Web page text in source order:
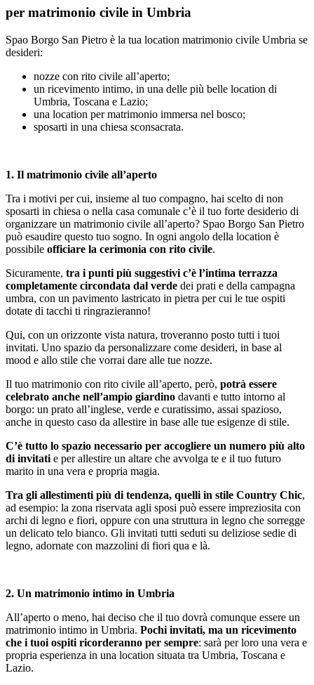
per matrimonio civile in Umbria
Spao Borgo San Pietro è la tua location matrimonio civile Umbria se
desideri:
nozze con rito civile all’aperto;
un ricevimento intimo, in una delle più belle location di
Umbria, Toscana e Lazio;
una location per matrimonio immersa nel bosco;
sposarti in una chiesa sconsacrata.
1. Il matrimonio civile all’aperto
Tra i motivi per cui, insieme al tuo compagno, hai scelto di non
sposarti in chiesa o nella casa comunale c’è il tuo forte desiderio di
organizzare un matrimonio civile all’aperto? Spao Borgo San Pietro
può esaudire questo tuo sogno. In ogni angolo della location è
possibile officiare la cerimonia con rito civile.
Sicuramente, tra i punti più suggestivi c’è l’intima terrazza
completamente circondata dal verde dei prati e della campagna
umbra, con un pavimento lastricato in pietra per cui le tue ospiti
dotate di tacchi ti ringrazieranno!
Qui, con un orizzonte vista natura, troveranno posto tutti i tuoi
invitati. Uno spazio da personalizzare come desideri, in base al
mood e allo stile che vorrai dare alle tue nozze.
Il tuo matrimonio con rito civile all’aperto, però, potrà essere
celebrato anche nell’ampio giardino davanti e tutto intorno al
borgo: un prato all’inglese, verde e curatissimo, assai spazioso,
anche in questo caso da allestire in base alle tue esigenze di stile.
C’è tutto lo spazio necessario per accogliere un numero più alto
di invitati e per allestire un altare che avvolga te e il tuo futuro
marito in una vera e propria magia.
Tra gli allestimenti più di tendenza, quelli in stile Country Chic,
ad esempio: la zona riservata agli sposi può essere impreziosita con
archi di legno e fiori, oppure con una struttura in legno che sorregge
un delicato telo bianco. Gli invitati tutti seduti su deliziose sedie di
legno, adornate con mazzolini di fiori qua e là.
2. Un matrimonio intimo in Umbria
All’aperto o meno, hai deciso che il tuo dovrà comunque essere un
matrimonio intimo in Umbria. Pochi invitati, ma un ricevimento
che i tuoi ospiti ricorderanno per sempre: sarà per loro una vera e
propria esperienza in una location situata tra Umbria, Toscana e
Lazio.